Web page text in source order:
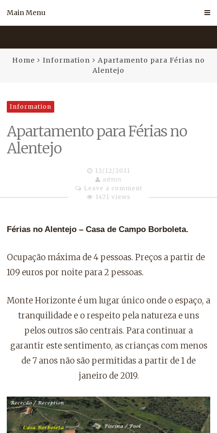
Main Menu
Home Information
Apartamento para Férias no
Alentejo
Information
Apartamento para Férias no
Alentejo
12/12/2011
admin
Leave a comment
1471 views
Férias no Alentejo – Casa de Campo Borboleta.
Ocupação máxima de 4 pessoas. Preços a partir de
109 euros por noite para 2 pessoas.
Monte Horizonte é um lugar único onde o espaço, a
tranquilidade e o respeito pela natureza e uns
pelos outros são centrais. Para continuar a
garantir este sentimento, as crianças com menos
de 7 anos não são permitidas a partir de 1 de
janeiro de 2019.